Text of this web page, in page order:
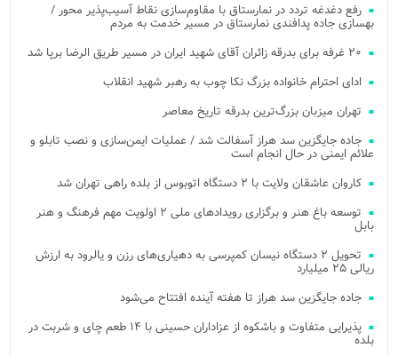
رفع دغدغه تردد در نمارستاق با مقاوم‌سازی نقاط آسیب‌پذیر محور /
بهسازی جاده پدافندی نمارستاق در مسیر خدمت به مردم
۲۰ غرفه برای بدرقه زائران آقای شهید ایران در مسیر طریق الرضا برپا شد
ادای احترام خانواده بزرگ نکا چوب به رهبر شهید انقلاب
تهران میزبان بزرگ‌ترین بدرقه تاریخ معاصر
جاده جایگزین سد هراز آسفالت شد / عملیات ایمن‌سازی و نصب تابلو و
علائم ایمنی در حال انجام است
کاروان عاشقان ولایت با ۲ دستگاه اتوبوس از بلده راهی تهران شد
توسعه باغ هنر و برگزاری رویدادهای ملی ۲ اولویت مهم فرهنگ و هنر
بابل
تحویل ۲ دستگاه نیسان کمپرسی به دهیاری‌های رزن و یالرود به ارزش
ریالی ۲۵ میلیارد
جاده جایگزین سد هراز تا هفته آینده افتتاح می‌شود
پذیرایی متفاوت و باشکوه از عزاداران حسینی با ۱۴ طعم چای و شربت در
بلده